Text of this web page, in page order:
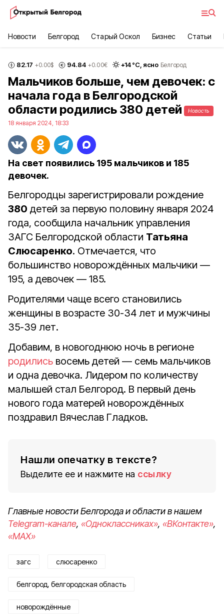
Новости Белгород Старый Оскол Бизнес Статьи
82.17 +0.00$ 94.84 +0.00€ +14°С, ясно Белгород
Мальчиков больше, чем девочек: с
начала года в Белгородской
области родились 380 детей
Новость
18 января 2024, 18:33
На свет появились 195 мальчиков и 185
девочек.
Белгородцы зарегистрировали рождение
380 детей за первую половину января 2024
года, сообщила начальник управления
ЗАГС Белгородской области Татьяна
Слюсаренко. Отмечается, что
большинство новорождённых мальчики —
195, а девочек — 185.
Родителями чаще всего становились
женщины в возрасте 30-34 лет и мужчины
35-39 лет.
Добавим, в новогоднюю ночь в регионе
родились восемь детей — семь мальчиков
и одна девочка. Лидером по количеству
малышей стал Белгород. В первый день
нового года матерей новорождённых
поздравил Вячеслав Гладков.
Нашли опечатку в тексте?
Выделите ее и нажмите на ссылку
Главные новости Белгорода и области в нашем
Telegram-канале, «Одноклассниках», «ВКонтакте»,
«MAX»
загс слюсаренко
белгород, белгородская область
новорождённые